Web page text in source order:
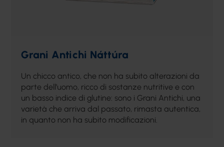
Grani Antichi Náttúra
Un chicco antico, che non ha subito alterazioni da
parte dell’uomo, ricco di sostanze nutritive e con
un basso indice di glutine: sono i Grani Antichi, una
varietà che arriva dal passato, rimasta autentica,
in quanto non ha subito modificazioni.